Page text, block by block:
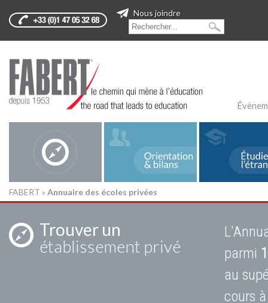
Nous joindre
FABERT » Annuaire des écoles privées
Trouver un
établissement privé
parmi
au
cours